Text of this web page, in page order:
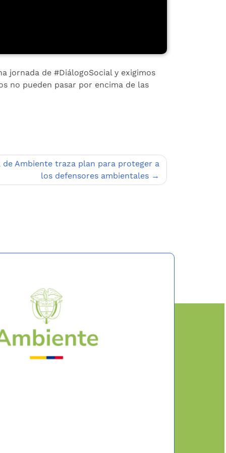
jornada de #DiálogoSocial y exigimos
no pueden pasar por encima de las
de Ambiente traza plan para proteger a
los defensores ambientales